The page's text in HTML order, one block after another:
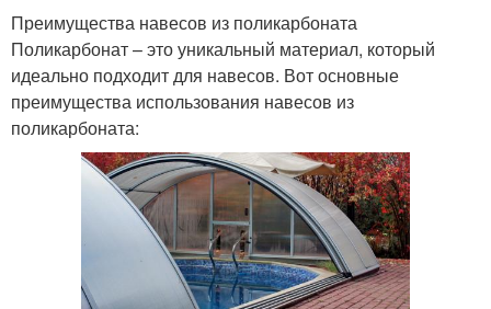
Преимущества навесов из поликарбоната
Поликарбонат – это уникальный материал, который
идеально подходит для навесов. Вот основные
преимущества использования навесов из
поликарбоната: